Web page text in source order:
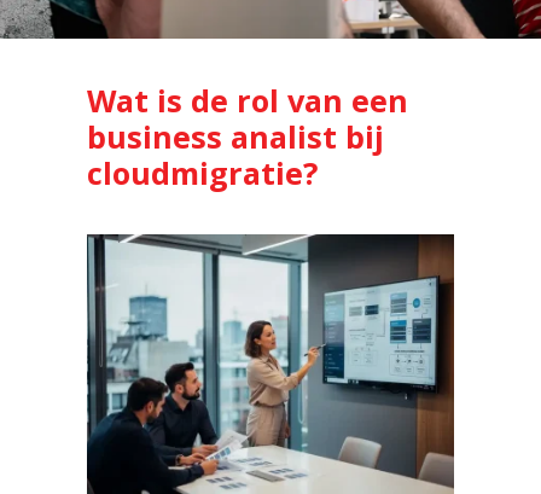
Wat is de rol van een
business analist bij
cloudmigratie?